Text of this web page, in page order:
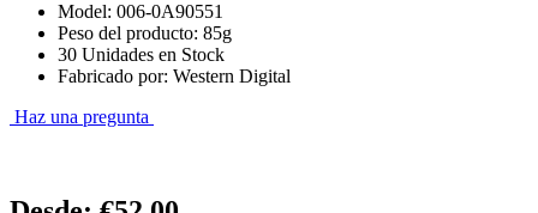
Model: 006-0A90551
Peso del producto: 85g
30 Unidades en Stock
Fabricado por: Western Digital
Haz una pregunta